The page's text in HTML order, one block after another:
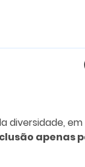
diversidade,
apenas